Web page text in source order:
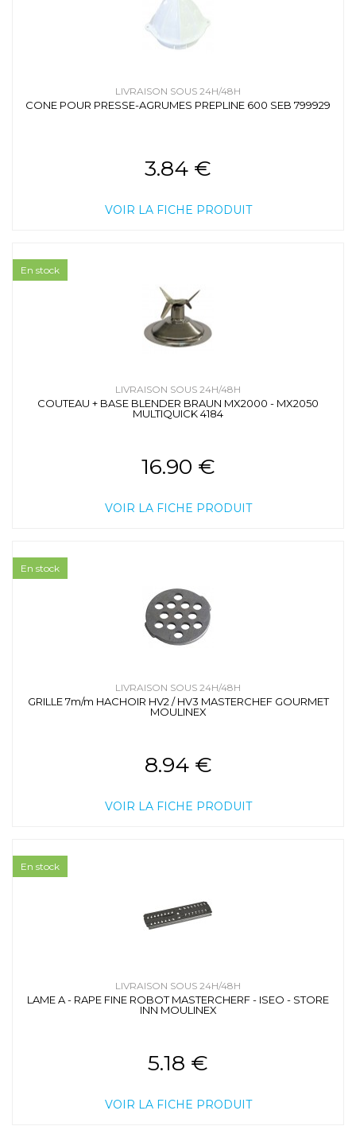
LIVRAISON SOUS 24H/48H
CONE POUR PRESSE-AGRUMES PREPLINE 600 SEB 799929
3.84 €
VOIR LA FICHE PRODUIT
LIVRAISON SOUS 24H/48H
COUTEAU + BASE BLENDER BRAUN MX2000 - MX2050
MULTIQUICK 4184
16.90 €
VOIR LA FICHE PRODUIT
En stock
LIVRAISON SOUS 24H/48H
GRILLE 7m/m HACHOIR HV2 / HV3 MASTERCHEF GOURMET
MOULINEX
8.94 €
VOIR LA FICHE PRODUIT
En stock
LIVRAISON SOUS 24H/48H
LAME A - RAPE FINE ROBOT MASTERCHERF - ISEO - STORE
INN MOULINEX
5.18 €
VOIR LA FICHE PRODUIT
En stock